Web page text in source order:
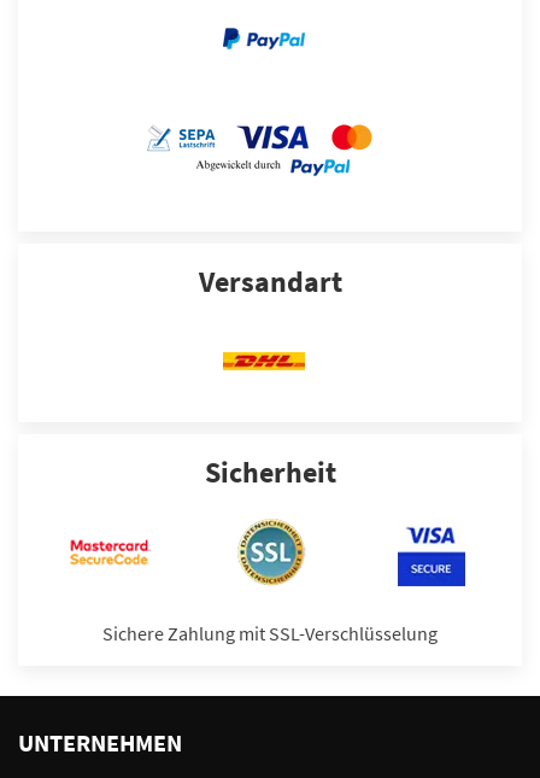
Versandart
Sicherheit
Sichere Zahlung mit SSL-Verschlüsselung
UNTERNEHMEN